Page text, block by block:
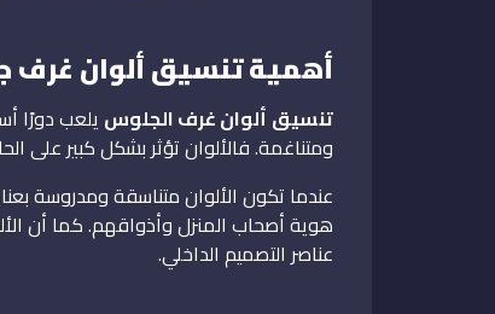
أهمية تنسيق ألوان
تنسيق ألوان غرف الجلوس يلعب دورًا
ومتناغمة. فالألوان تؤثر بشكل كبير على
عندما تكون الألوان متناسقة ومدروسة
هوية أصحاب المنزل وأذواقهم. كما أن
عناصر التصميم الداخلي.